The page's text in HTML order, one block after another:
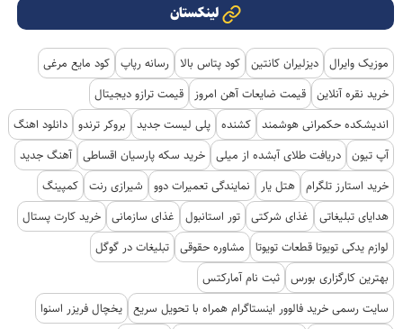
لینکستان
موزیک وایرال دیزلیران کانتین کود پتاس بالا رسانه رپاپ کود مایع مرغی
خرید نقره آنلاین قیمت ضایعات آهن امروز
قیمت ترازو دیجیتال
اندیشکده حکمرانی هوشمند کشنده پلی لیست جدید بروکر ترندو دانلود اهنگ
آپ تیون دریافت طلای آبشده از میلی خرید سکه پارسیان اقساطی آهنگ جدید
خرید استارز تلگرام هتل یار نمایندگی تعمیرات دوو شیرازی رنت کمپینگ
هدایای تبلیغاتی
غذای شرکتی تور استانبول غذای سازمانی خرید کارت پستال
لوازم یدکی تویوتا قطعات تویوتا
مشاوره حقوقی تبلیغات در گوگل
بهترین کارگزاری بورس ثبت نام آمارکتس
سایت رسمی خرید فالوور اینستاگرام همراه با تحویل سریع یخچال فریزر اسنوا